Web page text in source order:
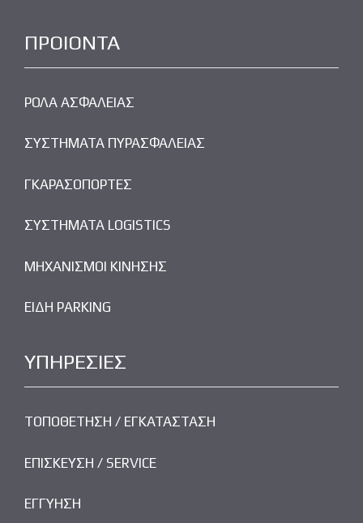
ΠΡΟΙΟΝΤΑ
ΡΟΛΑ ΑΣΦΑΛΕΙΑΣ
ΣΥΣΤΗΜΑΤΑ ΠΥΡΑΣΦΑΛΕΙΑΣ
ΓΚΑΡΑΣΟΠΟΡΤΕΣ
ΣΥΣΤΗΜΑΤΑ LOGISTICS
ΜΗΧΑΝΙΣΜΟΙ ΚΙΝΗΣΗΣ
ΕΙΔΗ PARKING
ΥΠΗΡΕΣΙΕΣ
ΤΟΠΟΘΕΤΗΣΗ / ΕΓΚΑΤΑΣΤΑΣΗ
ΕΠΙΣΚΕΥΣΗ / SERVICE
ΕΓΓΥΗΣΗ